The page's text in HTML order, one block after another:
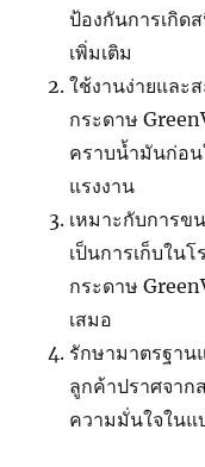
ป้องกันการเกิด
เพิ่มเติม
ใช้งานง่ายและ
กระดาษ
คราบน้ำมันก่อน
แรงงาน
เหมาะกับการข
เป็นการเก็บใน
กระดาษ
เสมอ
รักษามาตรฐา
ลูกค้าปราศจา
ความมั่นใจใน